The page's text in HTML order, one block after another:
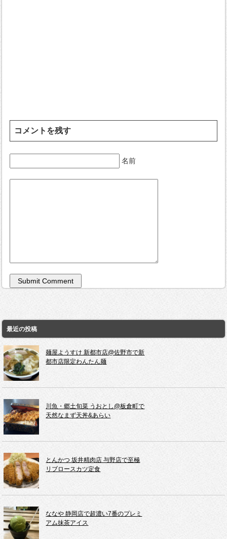
コメントを残す
名前
最近の投稿
麺屋ようすけ 新都市店@佐野市で新
都市店限定わんたん麺
川魚・郷土旬菜 うおとし@板倉町で
天然なまず天丼&あらい
とんかつ 坂井精肉店 与野店で至極
リブロースカツ定食
ななや 静岡店で超濃い7番のプレミ
アム抹茶アイス